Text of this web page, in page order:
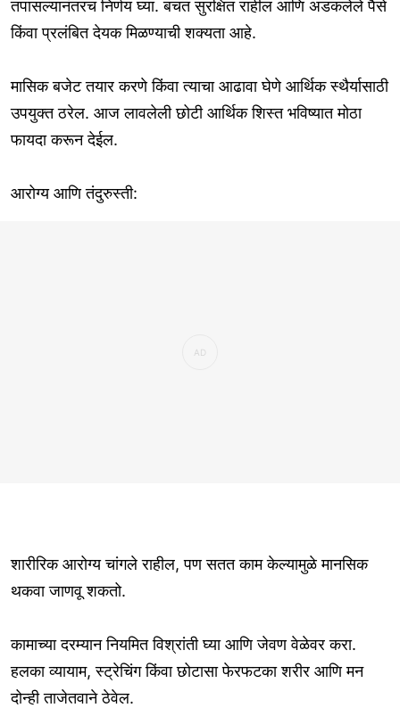
तपासल्यानंतरच निर्णय घ्या. बचत सुरक्षित राहील आणि अडकलेले पैसे
किंवा प्रलंबित देयक मिळण्याची शक्यता आहे.
मासिक बजेट तयार करणे किंवा त्याचा आढावा घेणे आर्थिक स्थैर्यासाठी
उपयुक्त ठरेल. आज लावलेली छोटी आर्थिक शिस्त भविष्यात मोठा
फायदा करून देईल.
आरोग्य आणि तंदुरुस्ती:
शारीरिक आरोग्य चांगले राहील, पण सतत काम केल्यामुळे मानसिक
थकवा जाणवू शकतो.
कामाच्या दरम्यान नियमित विश्रांती घ्या आणि जेवण वेळेवर करा.
हलका व्यायाम, स्ट्रेचिंग किंवा छोटासा फेरफटका शरीर आणि मन
दोन्ही ताजेतवाने ठेवेल.